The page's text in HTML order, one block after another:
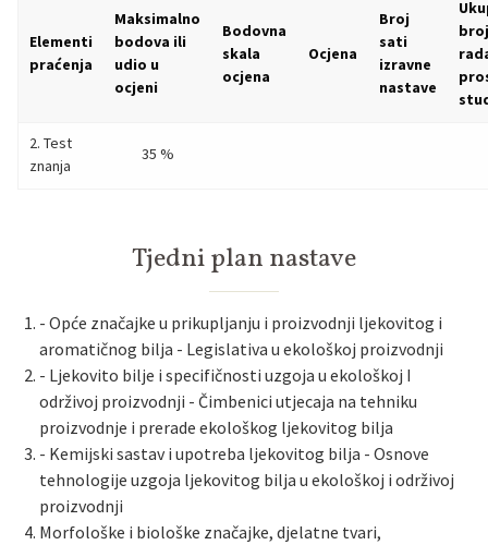
Elementi
praćenja
Maksimalno
bodova ili
udio u
ocjeni
Bodovna
skala
ocjena
Ocjena
Broj
sati
izravne
nastave
2. Test
znanja
35 %
Tjedni plan nastave
- Opće značajke u prikupljanju i proizvodnji ljekovitog i
aromatičnog bilja - Legislativa u ekološkoj proizvodnji
- Ljekovito bilje i specifičnosti uzgoja u ekološkoj I
održivoj proizvodnji - Čimbenici utjecaja na tehniku
proizvodnje i prerade ekološkog ljekovitog bilja
- Kemijski sastav i upotreba ljekovitog bilja - Osnove
tehnologije uzgoja ljekovitog bilja u ekološkoj i održivoj
proizvodnji
Morfološke i biološke značajke, djelatne tvari,